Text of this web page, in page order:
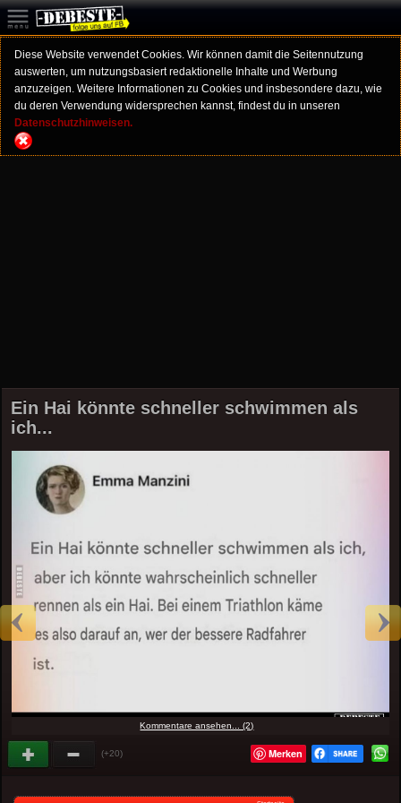
Diese Website verwendet Cookies. Wir können damit die Seitennutzung
auswerten, um nutzungsbasiert redaktionelle Inhalte und Werbung
anzuzeigen. Weitere Informationen zu Cookies und insbesondere dazu, wie
du deren Verwendung widersprechen kannst, findest du in unseren
Datenschutzhinweisen.
Ein Hai könnte schneller schwimmen als
ich...
Kommentare ansehen... (2)
(+20) Merken